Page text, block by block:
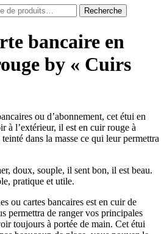
Recherche
bancaire en
by « Cuirs
ou d’abonnement, cet étui en
à l’extérieur, il est en cuir rouge à
dans la masse ce qui leur permettra
doux, souple, il sent bon, il est beau.
pratique et utile.
ou cartes bancaires est en cuir de
permettra de ranger vos principales
toujours à portée de main. Cet étui